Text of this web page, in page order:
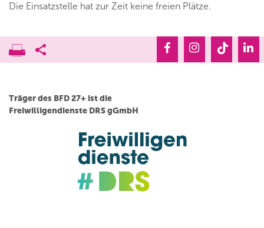
Die Einsatzstelle hat zur Zeit keine freien Plätze.
Träger des BFD 27+ ist die
Freiwilligendienste DRS gGmbH